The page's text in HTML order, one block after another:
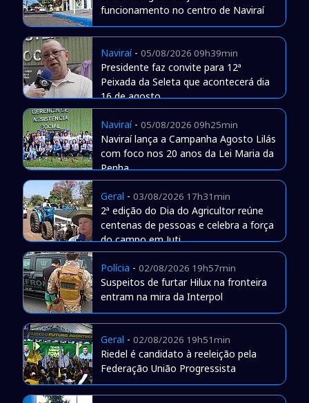
funcionamento no centro de Naviraí
Naviraí- 05/08/2026 09h39min
Presidente faz convite para 12ª
Peixada da Seleta que acontecerá dia
16 de agosto
Naviraí- 05/08/2026 09h25min
Naviraí lança a Campanha Agosto Lilás
com foco nos 20 anos da Lei Maria da
Penha
Geral - 03/08/2026 17h31min
2ª edição do Dia do Agricultor reúne
centenas de pessoas e celebra a força
do campo em Juti
Polícia - 02/08/2026 19h57min
Suspeitos de furtar Hilux na fronteira
entram na mira da Interpol
Geral - 02/08/2026 19h51min
Riedel é candidato à reeleição pela
Federação União Progressista